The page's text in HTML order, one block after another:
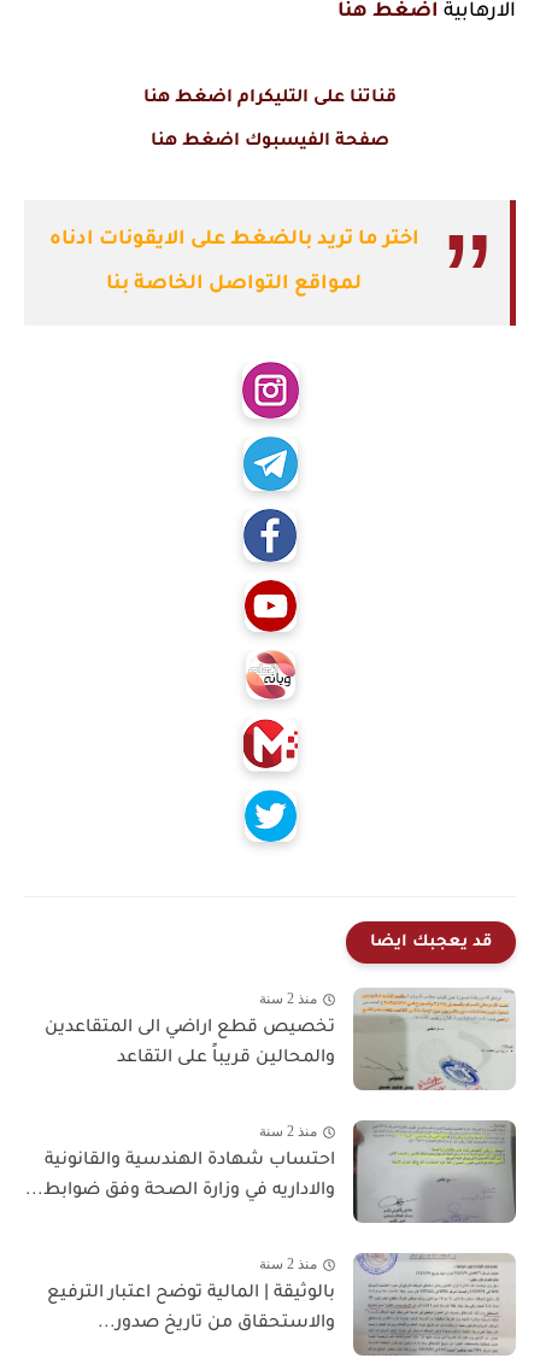
الارهابية اضغط هنا
قناتنا على التليكرام اضغط هنا
صفحة الفيسبوك اضغط هنا
اختر ما تريد بالضغط على الايقونات ادناه
لمواقع التواصل الخاصة بنا
قد يعجبك ايضا
منذ 2 سنة
تخصيص قطع اراضي الى المتقاعدين
والمحالين قريباً على التقاعد
منذ 2 سنة
احتساب شهادة الهندسية والقانونية
والاداريه في وزارة الصحة وفق ضوابط...
منذ 2 سنة
بالوثيقة | المالية توضح اعتبار الترفيع
والاستحقاق من تاريخ صدور...